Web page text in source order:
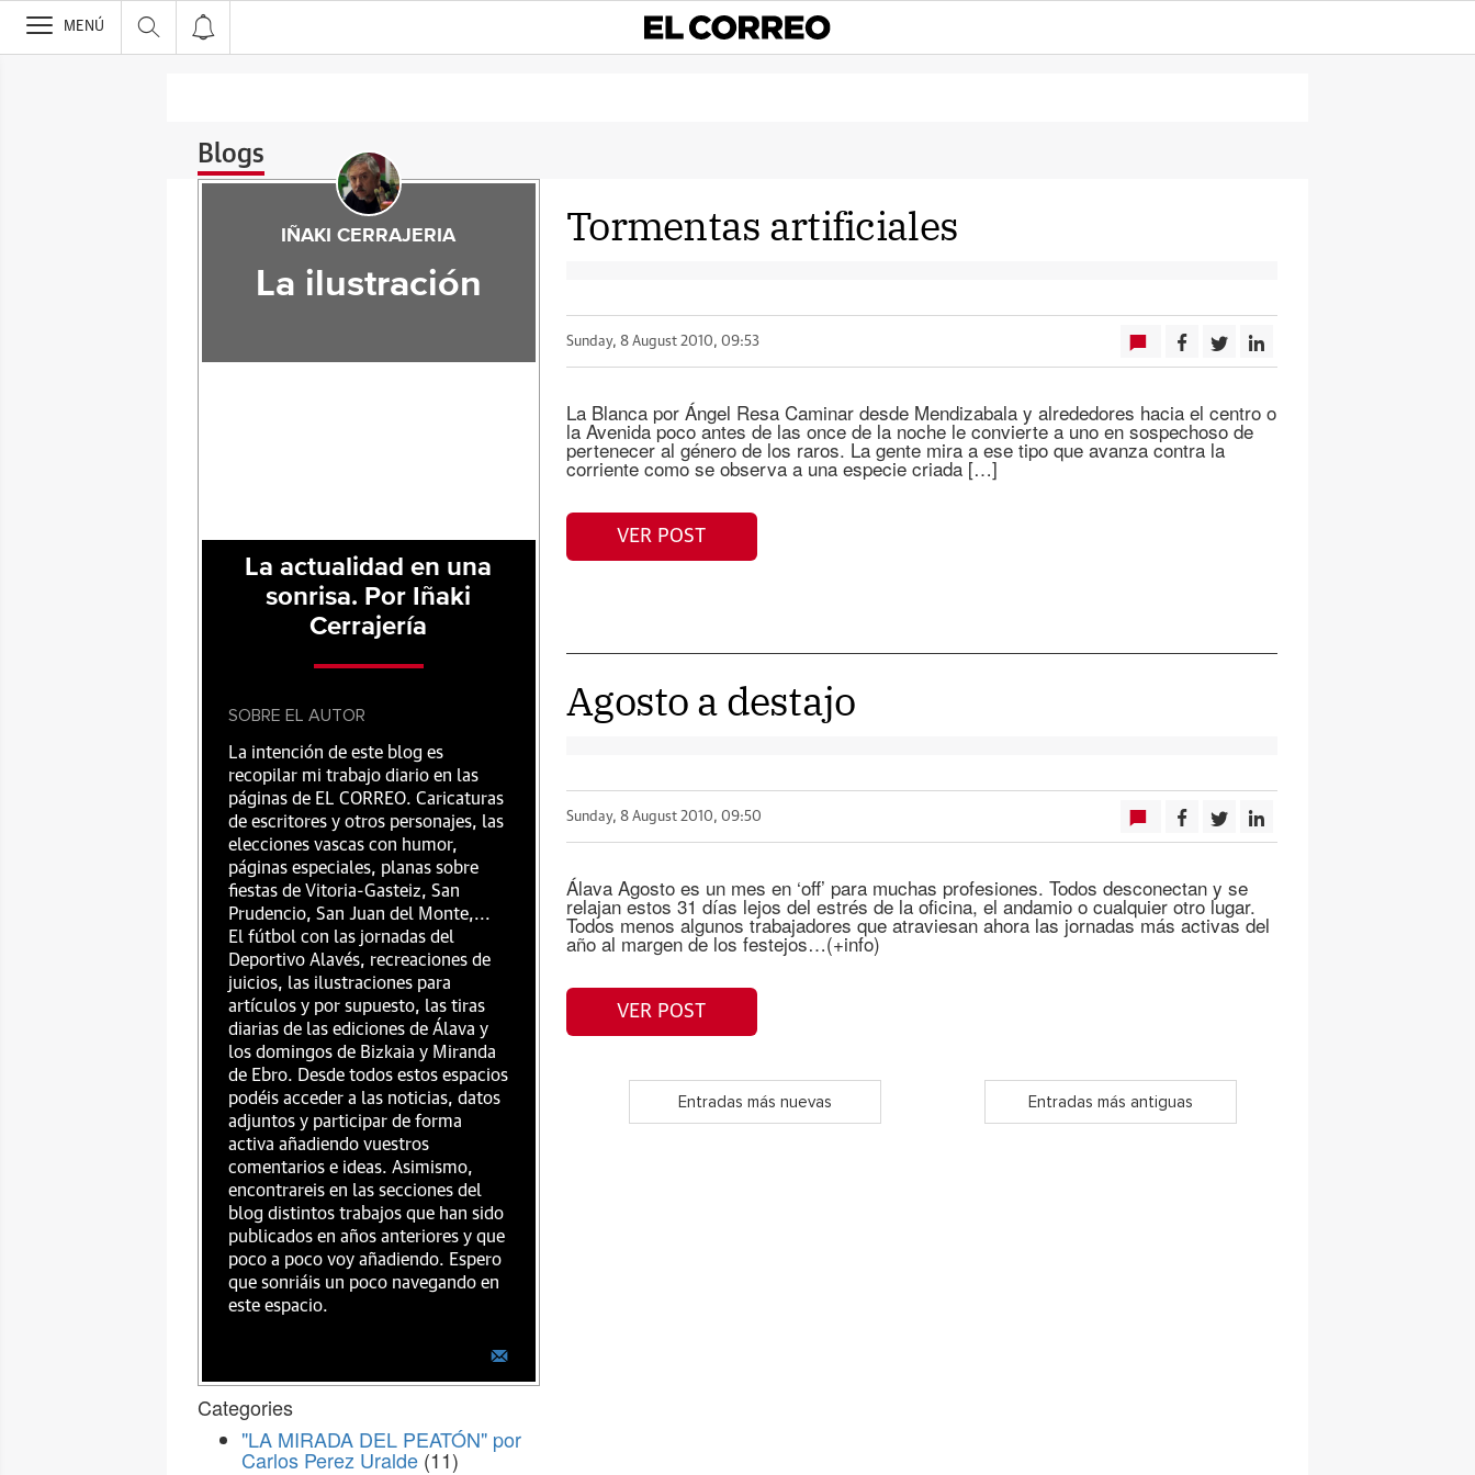
>
MENÚ
Blogs
Tormentas artificiales
Sunday, 8 August 2010, 09:53
La Blanca por Ángel Resa Caminar desde Mendizabala y alrededores hacia el centro o
la Avenida poco antes de las once de la noche le convierte a uno en sospechoso de
pertenecer al género de los raros. La gente mira a ese tipo que avanza contra la
corriente como se observa a una especie criada […]
VER POST
Agosto a destajo
Sunday, 8 August 2010, 09:50
Álava Agosto es un mes en ‘off’ para muchas profesiones. Todos desconectan y se
relajan estos 31 días lejos del estrés de la oficina, el andamio o cualquier otro lugar.
Todos menos algunos trabajadores que atraviesan ahora las jornadas más activas del
año al margen de los festejos…(+info)
VER POST
Entradas más nuevas Entradas más antiguas
IÑAKI CERRAJERIA
La ilustración
La actualidad en una
sonrisa. Por Iñaki
Cerrajería
SOBRE EL AUTOR
La intención de este blog es
recopilar mi trabajo diario en las
páginas de EL CORREO. Caricaturas
de escritores y otros personajes, las
elecciones vascas con humor,
páginas especiales, planas sobre
fiestas de Vitoria-Gasteiz, San
Prudencio, San Juan del Monte,...
El fútbol con las jornadas del
Deportivo Alavés, recreaciones de
juicios, las ilustraciones para
artículos y por supuesto, las tiras
diarias de las ediciones de Álava y
los domingos de Bizkaia y Miranda
de Ebro. Desde todos estos espacios
podéis acceder a las noticias, datos
adjuntos y participar de forma
activa añadiendo vuestros
comentarios e ideas. Asimismo,
encontrareis en las secciones del
blog distintos trabajos que han sido
publicados en años anteriores y que
poco a poco voy añadiendo. Espero
que sonriáis un poco navegando en
este espacio.
Categories
"LA MIRADA DEL PEATÓN" por
Carlos Perez Uralde (11)